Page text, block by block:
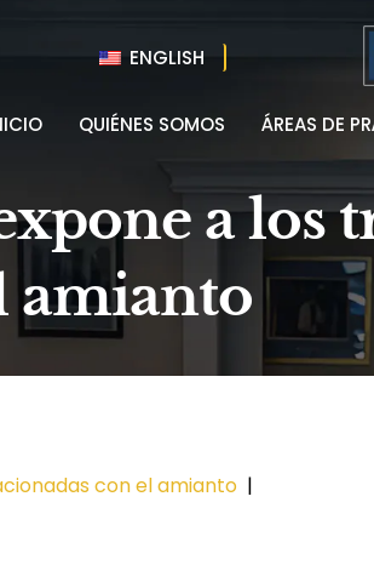
ENGLISH
QUIÉNES SOMOS ÁREAS DE
a los
amianto
con el amianto |